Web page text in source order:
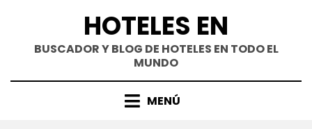
contenido
HOTELES EN
BUSCADOR Y BLOG DE HOTELES EN TODO EL
MUNDO
MENÚ